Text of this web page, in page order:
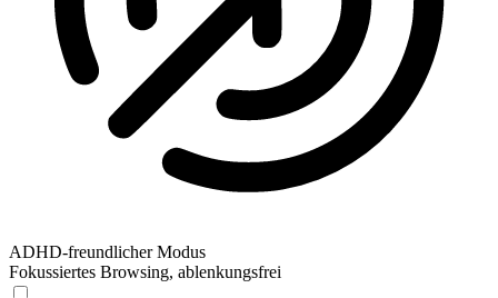
ADHD-freundlicher Modus
Fokussiertes Browsing, ablenkungsfrei